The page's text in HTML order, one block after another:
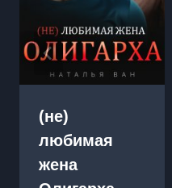
(не)
любимая
жена